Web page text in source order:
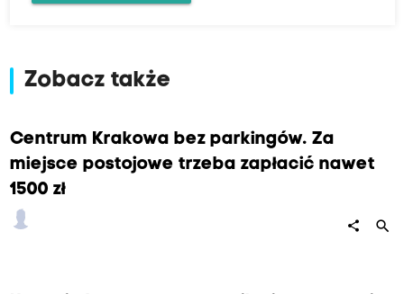
Zobacz także
Centrum Krakowa bez parkingów. Za
miejsce postojowe trzeba zapłacić nawet
1500 zł
share search